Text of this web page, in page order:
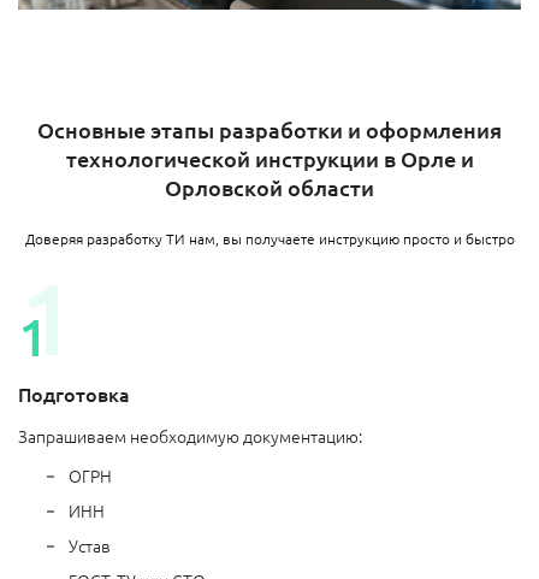
Основные этапы разработки и оформления
технологической инструкции в Орле и
Орловской области
Доверяя разработку ТИ нам, вы получаете инструкцию просто и быстро
Подготовка
Запрашиваем необходимую документацию:
ОГРН
ИНН
Устав